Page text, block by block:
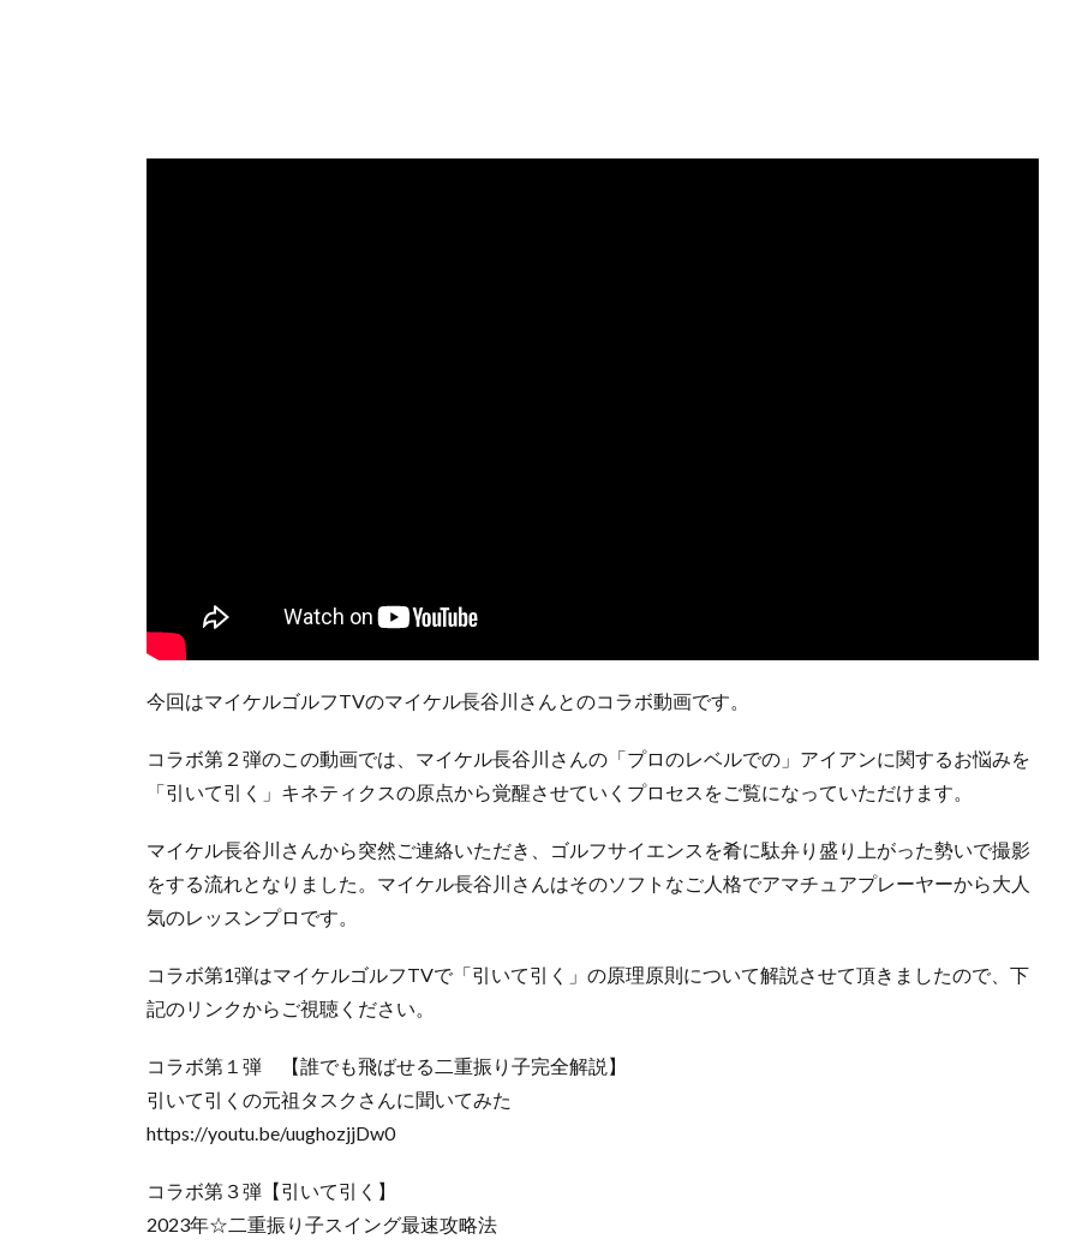
今回はマイケルゴルフTVのマイケル長谷川さんとのコラボ動画です。
コラボ第２弾のこの動画では、マイケル長谷川さんの「プロのレベルでの」アイアンに関するお悩みを
「引いて引く」キネティクスの原点から覚醒させていくプロセスをご覧になっていただけます。
マイケル長谷川さんから突然ご連絡いただき、ゴルフサイエンスを肴に駄弁り盛り上がった勢いで撮影
をする流れとなりました。マイケル長谷川さんはそのソフトなご人格でアマチュアプレーヤーから大人
気のレッスンプロです。
コラボ第1弾はマイケルゴルフTVで「引いて引く」の原理原則について解説させて頂きましたので、下
記のリンクからご視聴ください。
コラボ第１弾 【誰でも飛ばせる二重振り子完全解説】
引いて引くの元祖タスクさんに聞いてみた
https://youtu.be/uughozjjDw0
コラボ第３弾【引いて引く】
2023年☆二重振り子スイング最速攻略法